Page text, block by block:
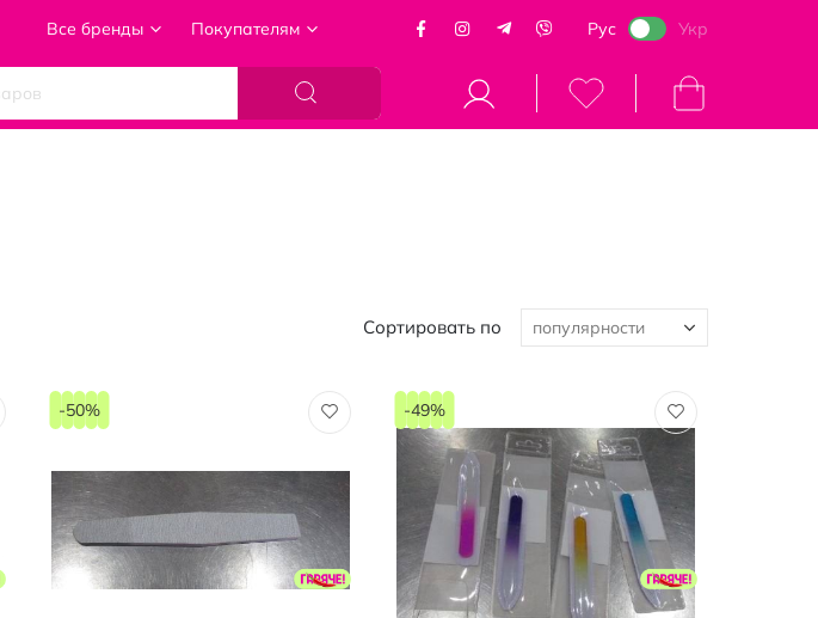
Все бренды Покупателям Рус Укр
Моя корзина
Сортировать по
-50% -49%